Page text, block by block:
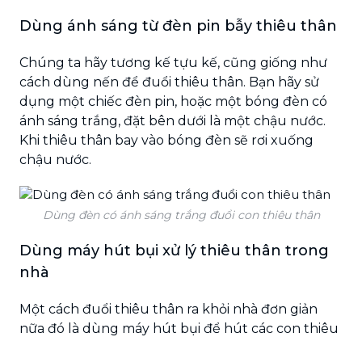
Dùng ánh sáng từ đèn pin bẫy thiêu thân
Chúng ta hãy tương kế tựu kế, cũng giống như
cách dùng nến để đuổi thiêu thân. Bạn hãy sử
dụng một chiếc đèn pin, hoặc một bóng đèn có
ánh sáng trắng, đặt bên dưới là một chậu nước.
Khi thiêu thân bay vào bóng đèn sẽ rơi xuống
chậu nước.
Dùng đèn có ánh sáng trắng đuổi con thiêu thân
Dùng máy hút bụi xử lý thiêu thân trong
nhà
Một cách đuổi thiêu thân ra khỏi nhà đơn giản
nữa đó là dùng máy hút bụi để hút các con thiêu